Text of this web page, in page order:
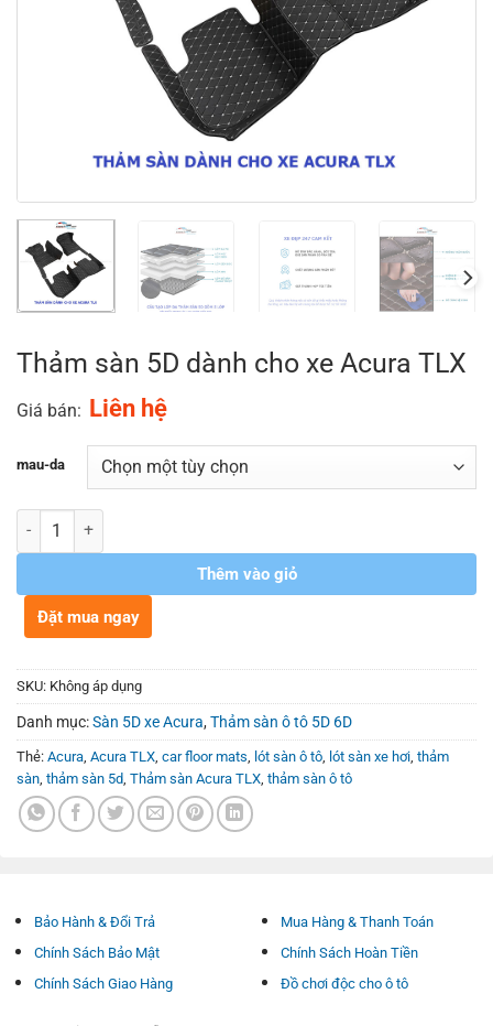
Thảm sàn 5D dành cho xe Acura TLX
Giá bán: Liên hệ
mau-da
Số lượng
Thêm vào giỏ
Đặt mua ngay
SKU: Không áp dụng
Danh mục:Sàn 5D xe Acura,Thảm sàn ô tô 5D 6D
Thẻ: Acura, Acura TLX, car floor mats, lót sàn ô tô, lót sàn xe hơi, thảm
sàn, thảm sàn 5d, Thảm sàn Acura TLX, thảm sàn ô tô
Bảo Hành & Đổi Trả
Chính Sách Bảo Mật
Chính Sách Giao Hàng
Mua Hàng & Thanh Toán
Chính Sách Hoàn Tiền
Đồ chơi độc cho ô tô